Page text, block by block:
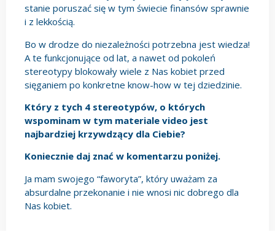
stanie poruszać się w tym świecie finansów sprawnie
i z lekkością.
Bo w drodze do niezależności potrzebna jest wiedza!
A te funkcjonujące od lat, a nawet od pokoleń
stereotypy blokowały wiele z Nas kobiet przed
sięganiem po konkretne know-how w tej dziedzinie.
Który z tych 4 stereotypów, o których
wspominam w tym materiale video jest
najbardziej krzywdzący dla Ciebie?
Koniecznie daj znać w komentarzu poniżej.
Ja mam swojego “faworyta”, który uważam za
absurdalne przekonanie i nie wnosi nic dobrego dla
Nas kobiet.